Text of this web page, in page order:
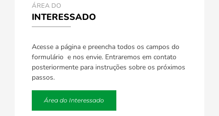
ÁREA DO
INTERESSADO
Acesse a página e preencha todos os campos do
formulário e nos envie. Entraremos em contato
posteriormente para instruções sobre os próximos
passos.
Área do Interessado